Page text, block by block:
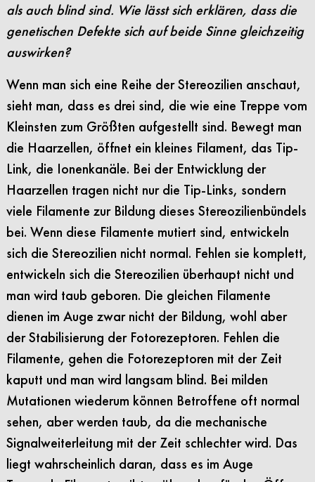
als auch blind sind. Wie lässt sich erklären, dass die
genetischen Defekte sich auf beide Sinne gleichzeitig
auswirken?
Wenn man sich eine Reihe der Stereozilien anschaut,
sieht man, dass es drei sind, die wie eine Treppe vom
Kleinsten zum Größten aufgestellt sind. Bewegt man
die Haarzellen, öffnet ein kleines Filament, das Tip-
Link, die Ionenkanäle. Bei der Entwicklung der
Haarzellen tragen nicht nur die Tip-Links, sondern
viele Filamente zur Bildung dieses Stereozilienbündels
bei. Wenn diese Filamente mutiert sind, entwickeln
sich die Stereozilien nicht normal. Fehlen sie komplett,
entwickeln sich die Stereozilien überhaupt nicht und
man wird taub geboren. Die gleichen Filamente
dienen im Auge zwar nicht der Bildung, wohl aber
der Stabilisierung der Fotorezeptoren. Fehlen die
Filamente, gehen die Fotorezeptoren mit der Zeit
kaputt und man wird langsam blind. Bei milden
Mutationen wiederum können Betroffene oft normal
sehen, aber werden taub, da die mechanische
Signalweiterleitung mit der Zeit schlechter wird. Das
liegt wahrscheinlich daran, dass es im Auge